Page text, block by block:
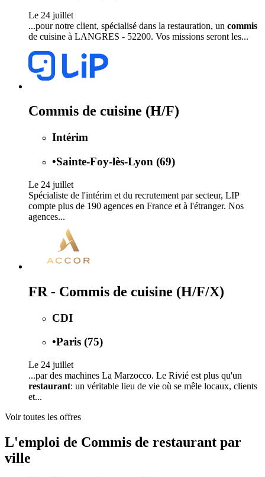
Le 24 juillet
...pour notre client, spécialisé dans la restauration, un commis
de cuisine à LANGRES - 52200. Vos missions seront les...
Commis de cuisine (H/F)
Intérim
•Sainte-Foy-lès-Lyon (69)
Le 24 juillet
Spécialiste de l'intérim et du recrutement par secteur, LIP
compte plus de 190 agences en France et à l'étranger. Nos
agences...
FR - Commis de cuisine (H/F/X)
CDI
•Paris (75)
Le 24 juillet
...par des machines La Marzocco. Le Rivié est plus qu'un
restaurant: un véritable lieu de vie où se mêle locaux, clients
et...
Voir toutes les offres
L'emploi de Commis de restaurant par
ville